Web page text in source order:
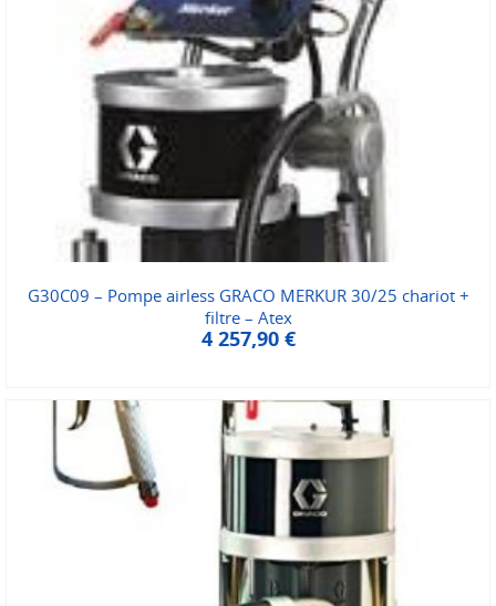
G30C09 – Pompe airless GRACO MERKUR 30/25 chariot +
filtre – Atex
4 257,90 €